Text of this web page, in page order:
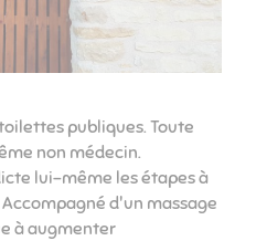
publiques. Toute
non médecin.
lui-même les étapes à
d'un massage
à augmenter